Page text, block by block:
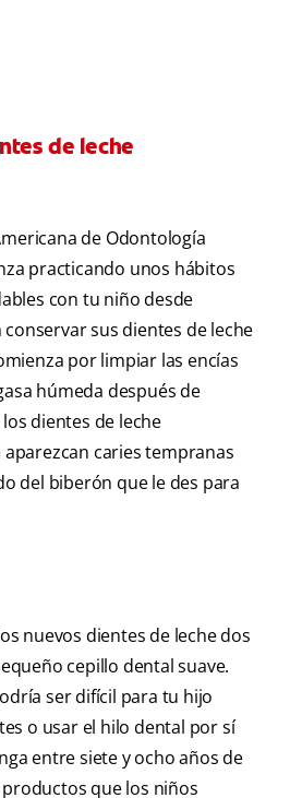
de leche
de Odontología
practicando unos hábitos
con tu niño desde
sus dientes de leche
por limpiar las encías
húmeda después de
dientes de leche
caries tempranas
del biberón que le des para
nuevos dientes de leche dos
cepillo dental suave.
ser difícil para tu hijo
o usar el hilo dental por sí
entre siete y ocho años de
que los niños